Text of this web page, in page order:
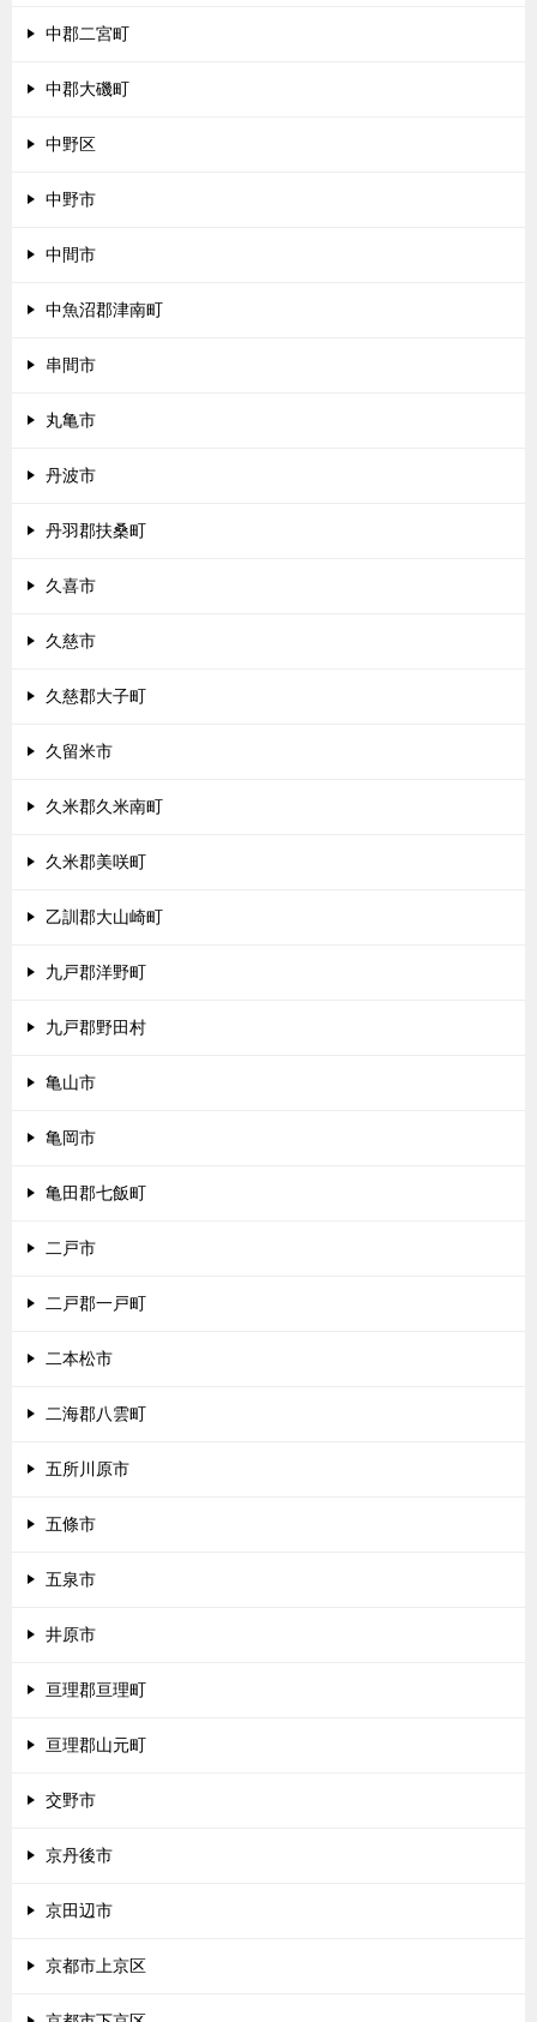
中郡二宮町
中郡大磯町
中野区
中野市
中間市
中魚沼郡津南町
串間市
丸亀市
丹波市
丹羽郡扶桑町
久喜市
久慈市
久慈郡大子町
久留米市
久米郡久米南町
久米郡美咲町
乙訓郡大山崎町
九戸郡洋野町
九戸郡野田村
亀山市
亀岡市
亀田郡七飯町
二戸市
二戸郡一戸町
二本松市
二海郡八雲町
五所川原市
五條市
五泉市
井原市
亘理郡亘理町
亘理郡山元町
交野市
京丹後市
京田辺市
京都市上京区